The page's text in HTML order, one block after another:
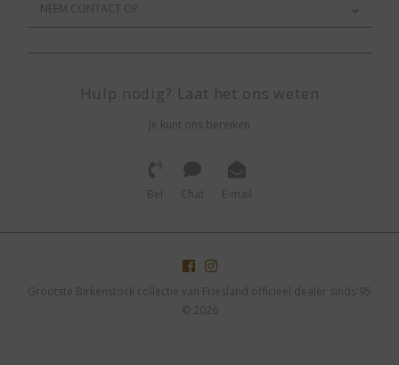
NEEM CONTACT OP
Hulp nodig? Laat het ons weten
Je kunt ons bereiken
Bel Chat E-mail
Grootste Birkenstock collectie van Friesland officieel dealer sinds'95
© 2026